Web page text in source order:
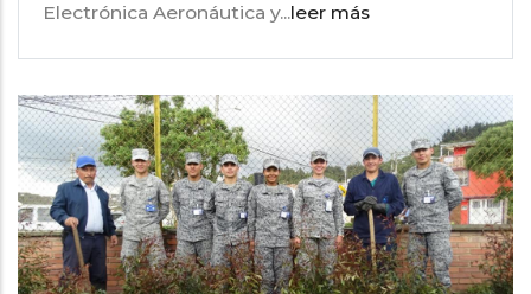
Electrónica Aeronáutica y...leer más